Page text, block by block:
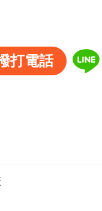
打電話